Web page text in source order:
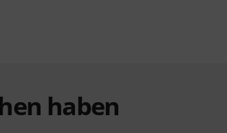
haben